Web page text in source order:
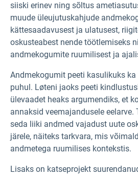
siiski erinev ning sõltus
muude üleujutuskahjude
kättesaadavusest ja ulatusest,
oskusteabest nende töötlemiseks
andmekogumite ruumilisest ja
Andmekogumit peeti kasulikuks
puhul. Løteni jaoks peeti
ülevaadet heaks argumendiks, et
annaksid veemajandusele eelarve.
seda liiki andmed vajadust uute
järele, näiteks tarkvara, mis
andmetega ruumilises kontekstis.
Lisaks on katseprojekt